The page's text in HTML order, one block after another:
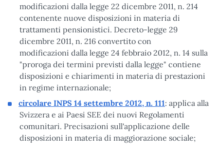
modificazioni dalla legge 22 dicembre 2011, n. 214
contenente nuove disposizioni in materia di
trattamenti pensionistici. Decreto-legge 29
dicembre 2011, n. 216 convertito con
modificazioni dalla legge 24 febbraio 2012, n. 14 sulla
"proroga dei termini previsti dalla legge" contiene
disposizioni e chiarimenti in materia di prestazioni
in regime internazionale;
circolare INPS 14 settembre 2012, n. 111: applica alla
Svizzera e ai Paesi SEE dei nuovi Regolamenti
comunitari. Precisazioni sull'applicazione delle
disposizioni in materia di maggiorazione sociale;